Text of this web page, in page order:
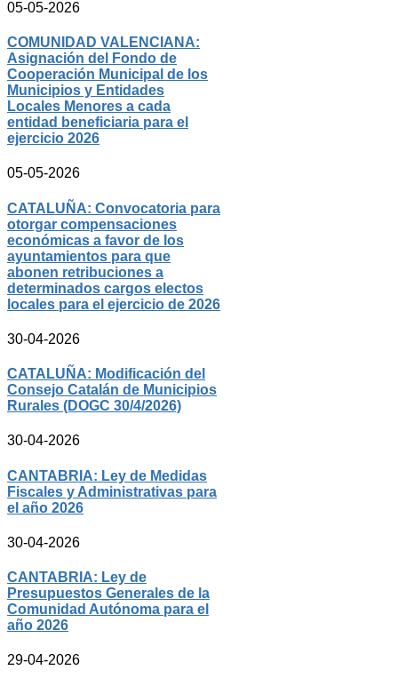
05-05-2026
COMUNIDAD VALENCIANA:
Asignación del Fondo de
Cooperación Municipal de los
Municipios y Entidades
Locales Menores a cada
entidad beneficiaria para el
ejercicio 2026
05-05-2026
CATALUÑA: Convocatoria para
otorgar compensaciones
económicas a favor de los
ayuntamientos para que
abonen retribuciones a
determinados cargos electos
locales para el ejercicio de 2026
30-04-2026
CATALUÑA: Modificación del
Consejo Catalán de Municipios
Rurales (DOGC 30/4/2026)
30-04-2026
CANTABRIA: Ley de Medidas
Fiscales y Administrativas para
el año 2026
30-04-2026
CANTABRIA: Ley de
Presupuestos Generales de la
Comunidad Autónoma para el
año 2026
29-04-2026